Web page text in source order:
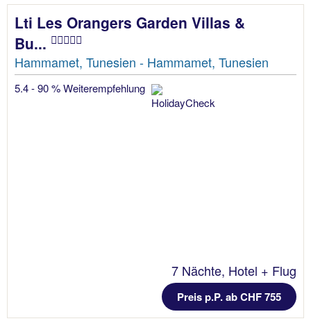
Lti Les Orangers Garden Villas &
Bu...
Hammamet, Tunesien - Hammamet, Tunesien
5.4 - 90 % Weiterempfehlung
7 Nächte, Hotel + Flug
Preis p.P. ab CHF 755